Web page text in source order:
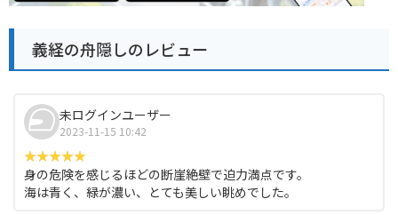
義経の舟隠しのレビュー
未ログインユーザー
2023-11-15 10:42
身の危険を感じるほどの断崖絶壁で迫力満点です。
海は青く、緑が濃い、とても美しい眺めでした。